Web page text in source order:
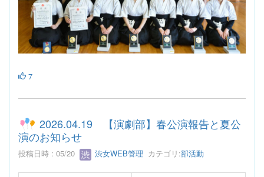
7
2026.04.19 【演劇部】春公演報告と夏公
演のお知らせ
投稿日時 : 05/20 渋女WEB管理 カテゴリ:部活動